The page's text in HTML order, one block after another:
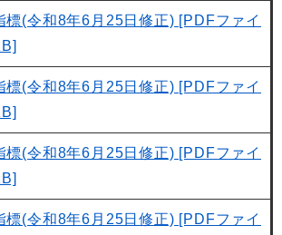
標(令和8年6月25日修正) [PDFファイ
標(令和8年6月25日修正) [PDFファイ
標(令和8年6月25日修正) [PDFファイ
標(令和8年6月25日修正) [PDFファイ